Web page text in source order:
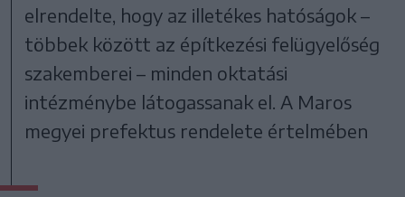
elrendelte, hogy az illetékes hatóságok –
többek között az építkezési felügyelőség
szakemberei – minden oktatási
intézménybe látogassanak el. A Maros
megyei prefektus rendelete értelmében